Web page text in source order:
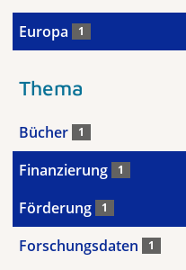
Europa 1
Thema
Bücher 1
Finanzierung 1
Förderung 1
Forschungsdaten 1